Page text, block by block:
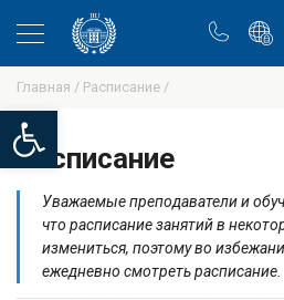
Open toolbar
Главная / Расписание /
Расписание
Уважаемые преподаватели и
что расписание занятий в
измениться, поэтому во
ежедневно смотреть расписание.